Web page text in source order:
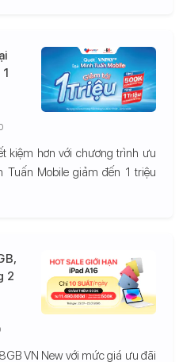
kiệm hơn với chương trình ưu
Tuấn Mobile giảm đến 1 triệu
2
VN New với mức giá ưu đãi